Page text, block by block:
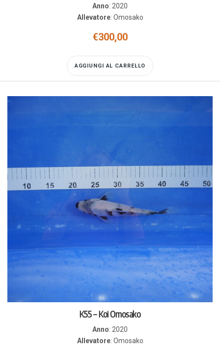
Anno: 2020
Allevatore: Omosako
€300,00
AGGIUNGI AL CARRELLO
K55 – Koi Omosako
Anno: 2020
Allevatore: Omosako